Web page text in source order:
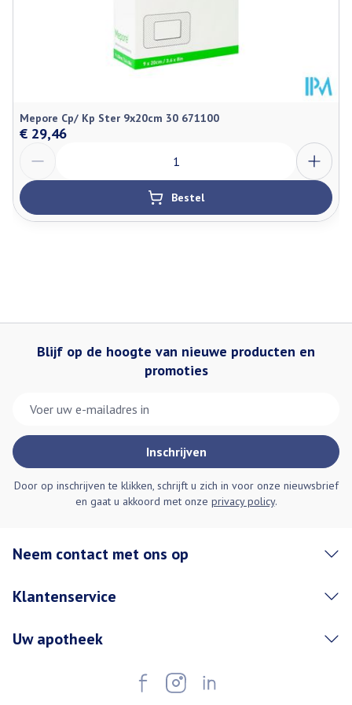
Mepore Cp/ Kp Ster 9x20cm 30 671100
€ 29,46
Bestel
Blijf op de hoogte van nieuwe producten en
promoties
Inschrijven
Door op inschrijven te klikken, schrijft u zich in voor onze nieuwsbrief
en gaat u akkoord met onze privacy policy.
Neem contact met ons op
Klantenservice
Uw apotheek